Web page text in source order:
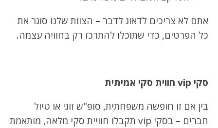
אתם לא צריכים לדאוג לדבר – הצוות שלנו סוגר את
כל הפרטים, כדי שתוכלו להתרכז רק בחוויה עצמה.
סקי vip חווית סקי אמיתית
בין אם זו חופשה משפחתית, סופ"ש זוגי או טיול
חברים – בסקי vip תקבלו חוויית סקי מלאה, מותאמת